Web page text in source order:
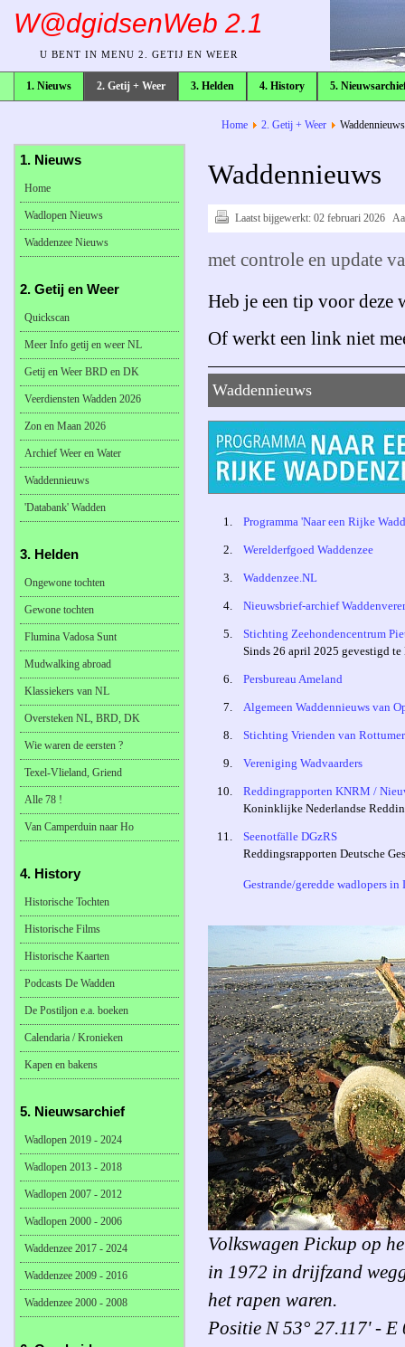
W@dgidsenWeb 2.1
U BENT IN MENU 2. GETIJ EN WEER
1. Nieuws 2. Getij + Weer 3. Helden 4. History 5.
broodkruimelpad
Home 2. Getij + Weer Waddennieuws
Waddennieuws
Laatst bijgewerkt: 02 februari 2026
met controle en update
Heb je een tip voor deze
Of werkt een link niet
Waddennieuws
1. Programma 'Naar een Rijke
2. Werelderfgoed Waddenzee
3. Waddenzee.NL
4. Nieuwsbrief-archief
5.
Stichting Zeehondencentrum
Sinds 26 april 2025 gevestigd te
6. Persbureau Ameland
7. Algemeen Waddennieuws van
8. Stichting Vrienden van
9. Vereniging Wadvaarders
10.
Reddingrapporten KNRM /
Koninklijke Nederlandse
11.
Seenotfälle DGzRS
Reddingsrapporten Deutsche
Gestrande/geredde wadlopers
Volkswagen Pickup op
in 1972 in drijfzand
het rapen waren.
Positie N 53° 27.117' - E
1. Nieuws
Home
Wadlopen Nieuws
Waddenzee Nieuws
2. Getij en Weer
Quickscan
Meer Info getij en weer NL
Getij en Weer BRD en DK
Veerdiensten Wadden 2026
Zon en Maan 2026
Archief Weer en Water
Waddennieuws
'Databank' Wadden
3. Helden
Ongewone tochten
Gewone tochten
Flumina Vadosa Sunt
Mudwalking abroad
Klassiekers van NL
Oversteken NL, BRD, DK
Wie waren de eersten ?
Texel-Vlieland, Griend
Alle 78 !
Van Camperduin naar Ho
4. History
Historische Tochten
Historische Films
Historische Kaarten
Podcasts De Wadden
De Postiljon e.a. boeken
Calendaria / Kronieken
Kapen en bakens
5. Nieuwsarchief
Wadlopen 2019 - 2024
Wadlopen 2013 - 2018
Wadlopen 2007 - 2012
Wadlopen 2000 - 2006
Waddenzee 2017 - 2024
Waddenzee 2009 - 2016
Waddenzee 2000 - 2008